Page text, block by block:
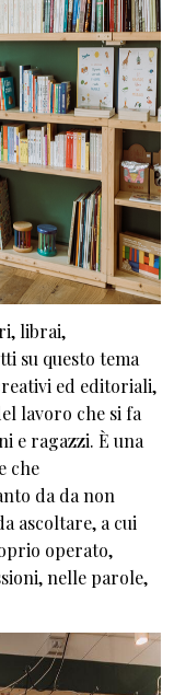
librai,
su questo tema
ed editoriali,
lavoro che si fa
e ragazzi. È una
che
da da non
ascoltare, a cui
operato,
nelle parole,